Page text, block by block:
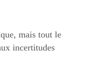
mais tout le
incertitudes